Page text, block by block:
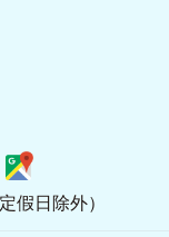
假日除外）